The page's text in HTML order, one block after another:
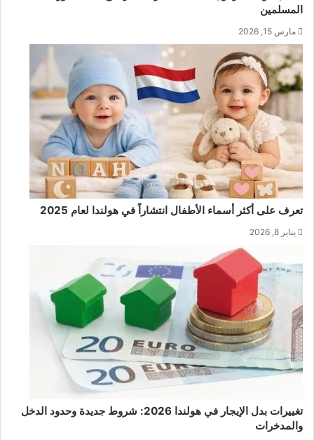
المسلمين
مارس 15, 2026
تعرف على أكثر أسماء الأطفال انتشاراً في هولندا لعام 2025
يناير 8, 2026
تغييرات بدل الإيجار في هولندا 2026: شروط جديدة وحدود الدخل
والمدخرات